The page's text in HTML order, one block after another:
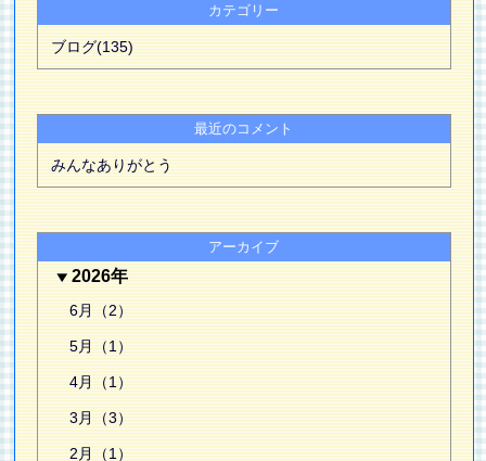
カテゴリー
ブログ(135)
最近のコメント
みんなありがとう
アーカイブ
2026年
6月（2）
5月（1）
4月（1）
3月（3）
2月（1）